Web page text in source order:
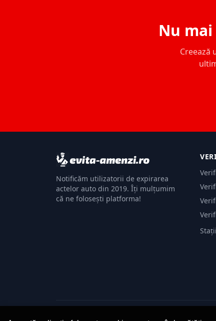
Nu
Creează
Notificăm utilizatorii de expirarea
actelor auto din 2019. Îți mulțumim
că ne folosești platforma!